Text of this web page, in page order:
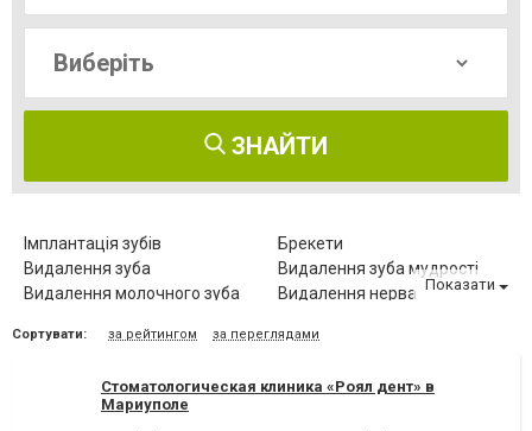
ЗНАЙТИ
Імплантація зубів
Брекети
Видалення зуба
Видалення зуба мудрості
Видалення молочного зуба
Видалення нерва
Відбілювання зубів
Вініри
Діагностика зубів
Елайнери
Естетична реставрація
Показати
Сортувати: за рейтингом за переглядами
Стоматологическая клиника «Роял дент» в
Мариуполе